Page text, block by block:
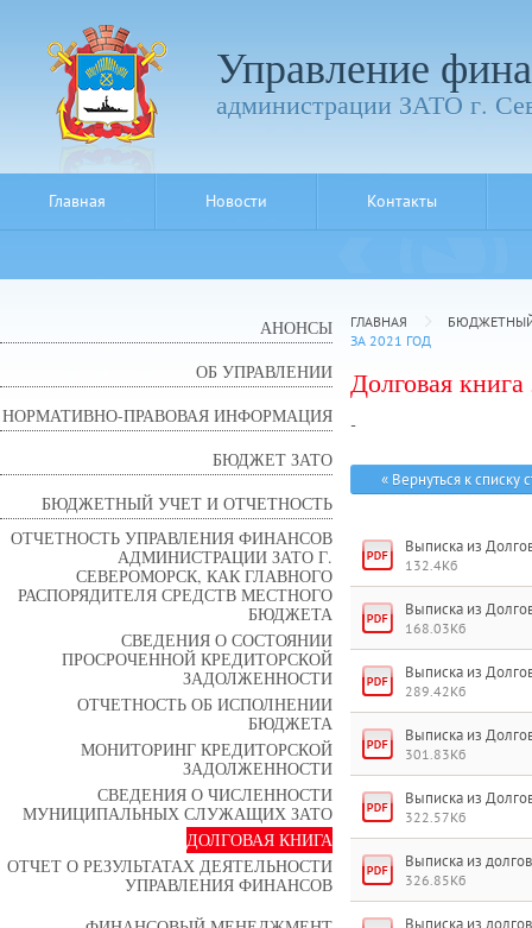
Управление
администрации ЗАТО г.
Главная Новости Контакты
ГЛАВНАЯ
ЗА 2021 ГОД
Долговая книга
-
« Вернуться к списку
Выписка из
132.4Кб
Выписка из
168.03Кб
Выписка из
289.42Кб
Выписка из
301.83Кб
Выписка из
322.57Кб
Выписка из
326.85Кб
Выписка из
АНОНСЫ
ОБ УПРАВЛЕНИИ
НОРМАТИВНО-ПРАВОВАЯ ИНФОРМАЦИЯ
БЮДЖЕТ ЗАТО
БЮДЖЕТНЫЙ УЧЕТ И ОТЧЕТНОСТЬ
ОТЧЕТНОСТЬ УПРАВЛЕНИЯ ФИНАНСОВ
АДМИНИСТРАЦИИ ЗАТО Г.
СЕВЕРОМОРСК, КАК ГЛАВНОГО
РАСПОРЯДИТЕЛЯ СРЕДСТВ МЕСТНОГО
БЮДЖЕТА
СВЕДЕНИЯ О СОСТОЯНИИ
ПРОСРОЧЕННОЙ КРЕДИТОРСКОЙ
ЗАДОЛЖЕННОСТИ
ОТЧЕТНОСТЬ ОБ ИСПОЛНЕНИИ
БЮДЖЕТА
МОНИТОРИНГ КРЕДИТОРСКОЙ
ЗАДОЛЖЕННОСТИ
СВЕДЕНИЯ О ЧИСЛЕННОСТИ
МУНИЦИПАЛЬНЫХ СЛУЖАЩИХ ЗАТО
ДОЛГОВАЯ КНИГА
ОТЧЕТ О РЕЗУЛЬТАТАХ ДЕЯТЕЛЬНОСТИ
УПРАВЛЕНИЯ ФИНАНСОВ